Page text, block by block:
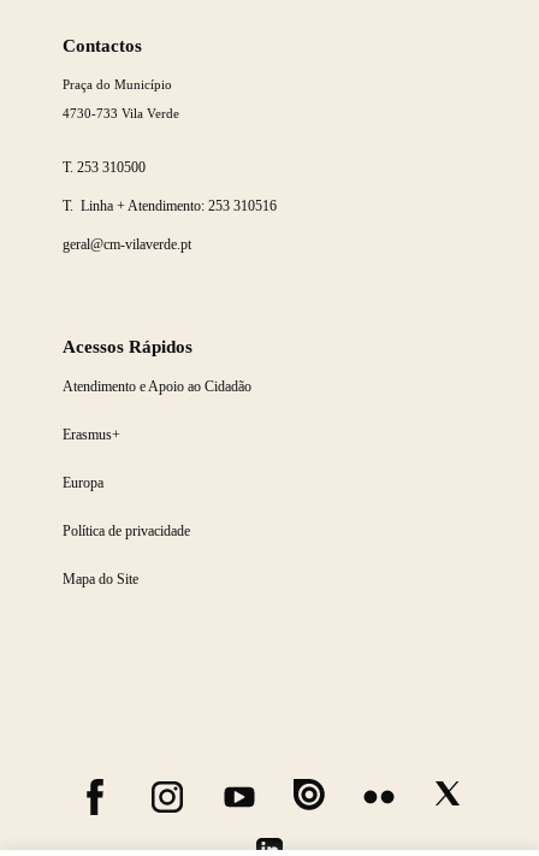
Contactos
Praça do Município
4730-733 Vila Verde
T.253 310500
T. Linha + Atendimento: 253 310516
geral@cm-vilaverde.pt
Acessos Rápidos
Atendimento e Apoio ao Cidadão
Erasmus+
Europa
Política de privacidade
Mapa do Site